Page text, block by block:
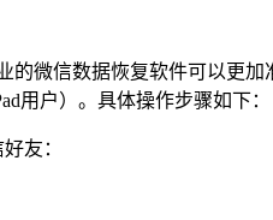
微信数据恢复软件可以更
用户）。具体操作步骤如下：
友：